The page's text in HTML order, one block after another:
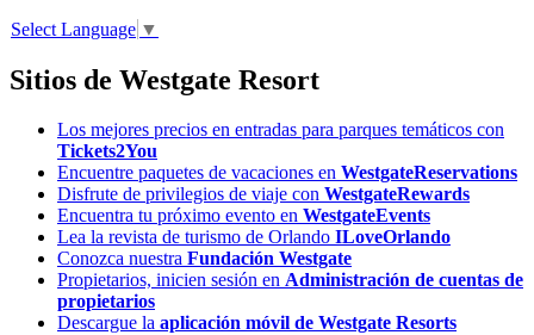
Select Language ▼
Sitios de Westgate Resort
Los mejores precios en entradas para parques temáticos con
Tickets2You
Encuentre paquetes de vacaciones en WestgateReservations
Disfrute de privilegios de viaje con WestgateRewards
Encuentra tu próximo evento en WestgateEvents
Lea la revista de turismo de Orlando ILoveOrlando
Conozca nuestra Fundación Westgate
Propietarios, inicien sesión en Administración de cuentas de
propietarios
Descargue la aplicación móvil de Westgate Resorts